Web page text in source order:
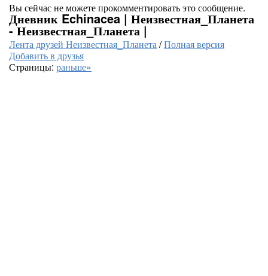
Вы сейчас не можете прокомментировать это сообщение.
Дневник Echinacea | Неизвестная_Планета
- Неизвестная_Планета |
Лента друзей Неизвестная_Планета/Полная версия
Добавить в друзья
Страницы: раньше»